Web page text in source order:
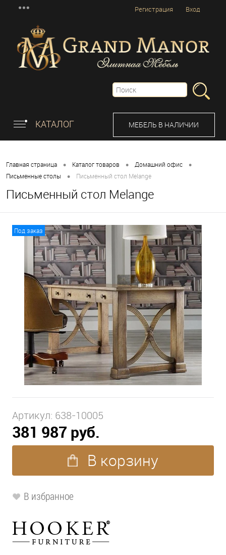
Вход
Регистрация
КАТАЛОГ МЕБЕЛЬ В НАЛИЧИИ
Главная страница • Каталог товаров • Домашний офис •
Письменные столы • Письменный стол Melange
Письменный стол Melange
Под заказ
Артикул: 638-10005
381 987 руб.
В корзину
В избранное